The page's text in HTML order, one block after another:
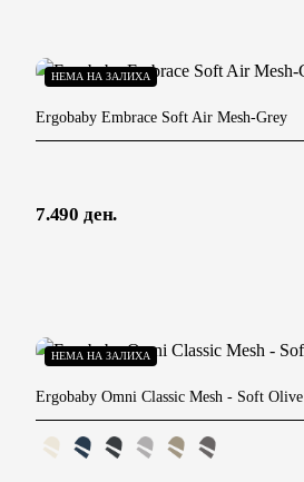
НЕМА НА ЗАЛИХА
Ergobaby Embrace Soft Air Mesh-Grey
7.490 ден.
НЕМА НА ЗАЛИХА
Ergobaby Omni Classic Mesh - Soft Olive